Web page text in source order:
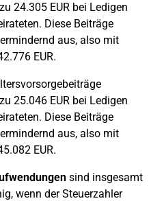
24.305 EUR bei Ledigen
Diese Beiträge
aus, also mit
EUR.
25.046 EUR bei Ledigen
Diese Beiträge
aus, also mit
EUR.
sind insgesamt
wenn der Steuerzahler